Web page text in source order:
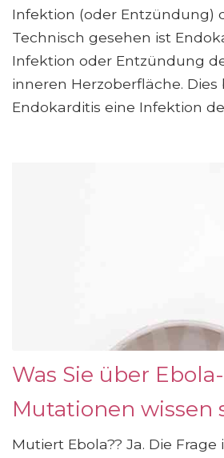
Infektion (oder Entzündung)
Technisch gesehen ist
Infektion oder Entzündung
inneren Herzoberfläche. Dies
Endokarditis eine Infektion
Was Sie über Ebola-
Mutationen wissen
Mutiert Ebola?? Ja. Die Frage